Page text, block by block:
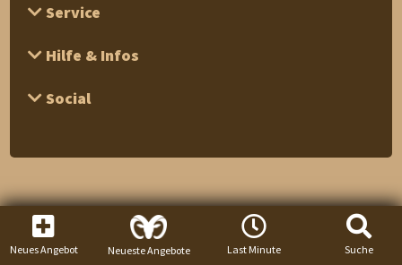
Service
Hilfe & Infos
Social
Neues Angebot Neueste Angebote Last Minute Suche